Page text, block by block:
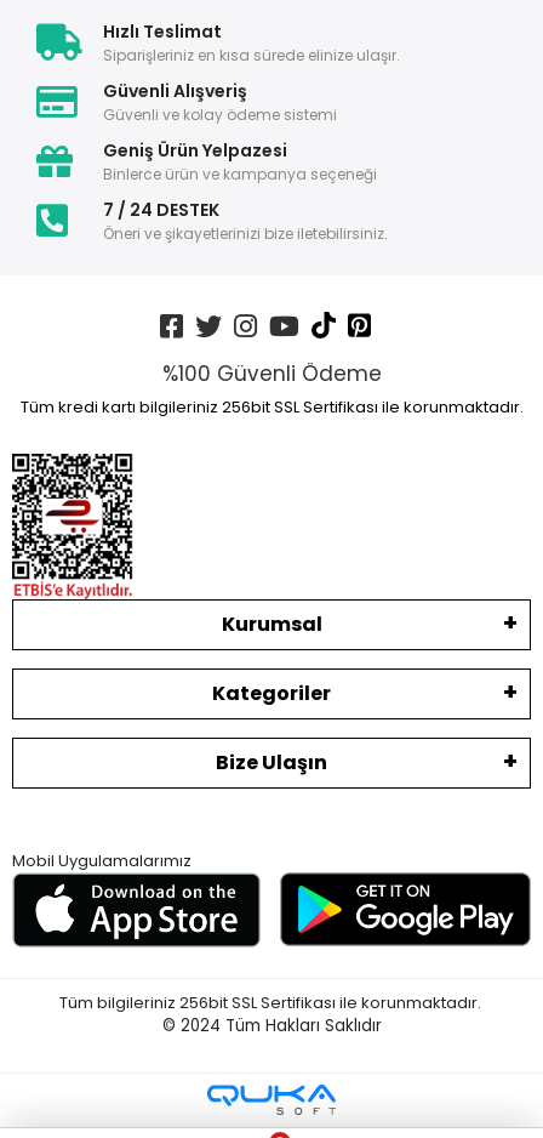
Hızlı Teslimat
Siparişleriniz en kısa sürede elinize ulaşır.
Güvenli Alışveriş
Güvenli ve kolay ödeme sistemi
Geniş Ürün Yelpazesi
Binlerce ürün ve kampanya seçeneği
7 / 24 DESTEK
Öneri ve şikayetlerinizi bize iletebilirsiniz.
%100 Güvenli Ödeme
Tüm kredi kartı bilgileriniz 256bit SSL Sertifikası ile korunmaktadır.
Kurumsal
Kategoriler
Bize Ulaşın
Mobil Uygulamalarımız
Tüm bilgileriniz 256bit SSL Sertifikası ile korunmaktadır.
© 2024 Tüm Hakları Saklıdır